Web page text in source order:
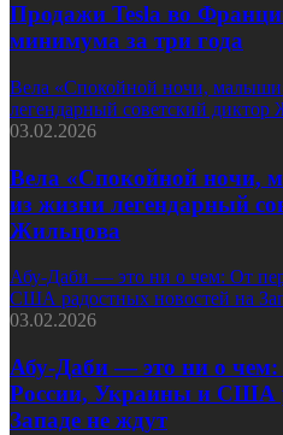
Продажи Tesla во
минимума за три года
Вела «Спокойной ночи,
легендарный советский диктор
03.02.2026
Вела «Спокойной
из жизни легендарный
Жильцова
Абу-Даби — это ни о чем: От
США радостных новостей на
03.02.2026
Абу-Даби — это ни о чем:
России, Украины и США
Западе не ждут